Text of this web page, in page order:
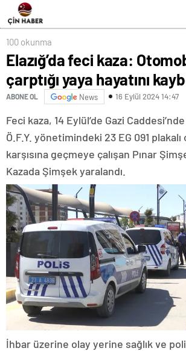
100 okunma
Elazığ’da feci kaza:
çarptığı yaya hayatını
ABONE OL News 16 Eylül 2024 14:47
Feci kaza, 14 Eylül’de Gazi
Ö.F.Y. yönetimindeki 23 EG 091
karşısına geçmeye çalışan Pınar
Kazada Şimşek yaralandı.
İhbar üzerine olay yerine sağlık ve